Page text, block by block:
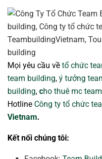
Mọi yêu cầu về tổ chức
team building, ý tưởng
building, cho thuê mc
Hotline Công ty tổ chức
Vietnam.
Kết nối chúng tôi: